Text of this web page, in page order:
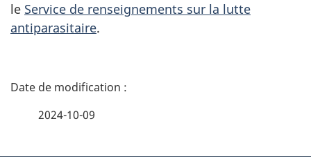
le Service de renseignements sur la lutte
antiparasitaire.
D
2024-10-09